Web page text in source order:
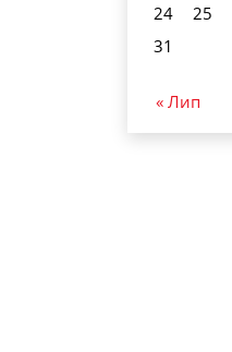
24
25
31
« Лип